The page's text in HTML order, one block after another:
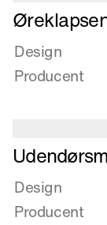
Læs
mere
om
Øreklapseng
Design
Producent
Læs
mere
om
Design
Producent